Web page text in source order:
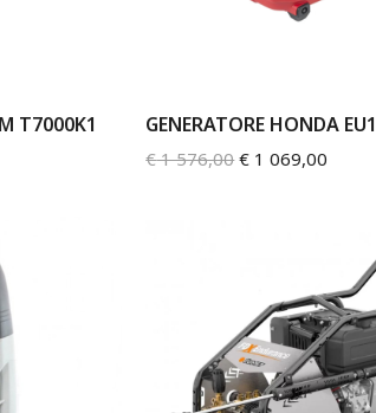
T7000K1 GENERATORE HONDA
€1 576,00 € 1 069,00